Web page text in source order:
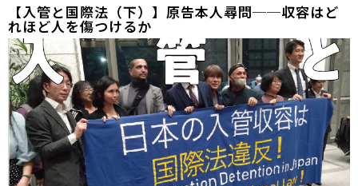
【入管と国際法（下）】原告本人尋問──収容はど
れほど人を傷つけるか